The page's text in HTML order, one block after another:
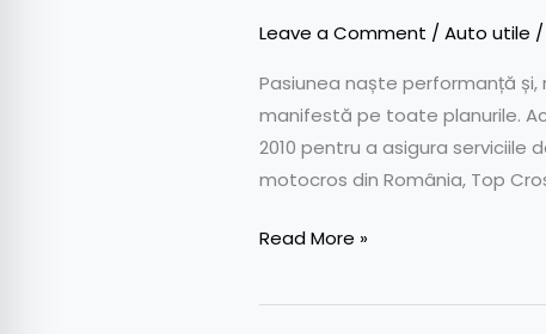
Leave a Comment /Auto utile /
Pasiunea naște performanță
manifestă pe toate planurile.
2010 pentru a asigura
motocros din România, Top
Read More »